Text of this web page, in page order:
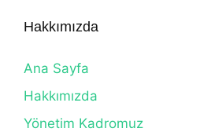
Hakkımızda
Ana Sayfa
Hakkımızda
Yönetim Kadromuz